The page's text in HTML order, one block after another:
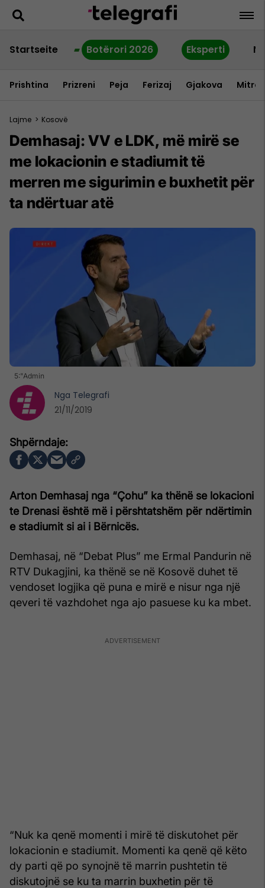
Startseite Botërori 2026 Eksperti
Prishtina Prizreni Peja Ferizaj Gjakova
Lajme > Kosovë
Demhasaj: VV e LDK, më mirë se
me lokacionin e stadiumit të
merren me sigurimin e buxhetit për
ta ndërtuar atë
5:"Admin
Arton Demhasaj nga “Çohu” ka thënë se lokacioni
te Drenasi është më i përshtatshëm për ndërtimin
e stadiumit si ai i Bërnicës.
Demhasaj, në “Debat Plus” me Ermal Pandurin në
RTV Dukagjini, ka thënë se në Kosovë duhet të
vendoset logjika që puna e mirë e nisur nga një
qeveri të vazhdohet nga ajo pasuese ku ka mbet.
“Nuk ka qenë momenti i mirë të diskutohet për
lokacionin e stadiumit. Momenti ka qenë që këto
dy parti që po synojnë të marrin pushtetin të
diskutojnë se ku ta marrin buxhetin për të
Nga Telegrafi
21/11/2019